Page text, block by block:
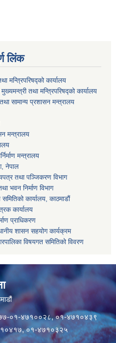
लिंक
मन्त्रिपरिषद्को कार्यालय
तथा मन्त्रिपरिषद्को कार्यालय
सामान्य प्रशासन मन्त्रालय
मन्त्रालय
मन्त्रालय
नेपाल
तथा पञ्जिकरण विभाग
भवन निर्माण विभाग
कार्यालय, काठमाडौं
कार्यालय
प्राधिकरण
शासन सहयोग कार्यक्रम
विषयगत समितिको विवरण
०१-४७१००२८, ०१-४७१०४३९
०१-४७१०३२५